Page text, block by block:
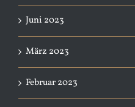
Juni 2023
März 2023
Februar 2023